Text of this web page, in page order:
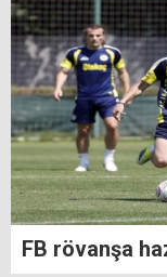
FB rövanşa